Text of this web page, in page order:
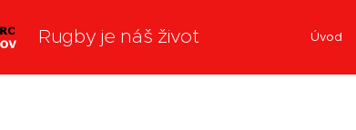
Rugby je náš život Úvod